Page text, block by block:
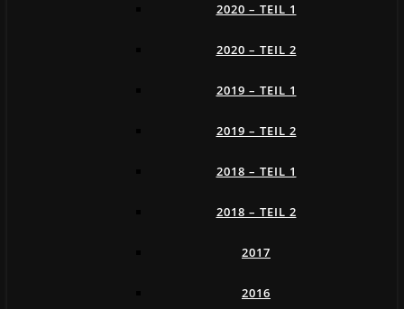
2020 – TEIL 1
2020 – TEIL 2
2019 – TEIL 1
2019 – TEIL 2
2018 – TEIL 1
2018 – TEIL 2
2017
2016